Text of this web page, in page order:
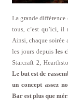
La grande
tous, c’est qu’ici, il
Ainsi, chaque soirée
les jours depuisles
Starcraft 2,
Le but est de
un concept assez
Bar est plus que